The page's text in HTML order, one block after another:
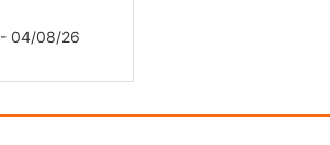
- 04/08/26